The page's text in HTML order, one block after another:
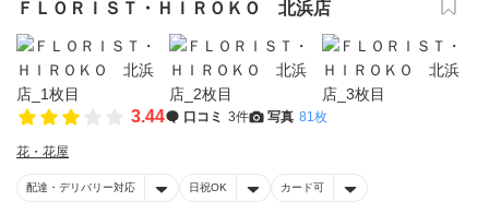
ＦＬＯＲＩＳＴ・ＨＩＲＯＫＯ 北浜店
3.44 口コミ 3件 写真 81枚
花・花屋
配達・デリバリー対応 日祝OK カード可